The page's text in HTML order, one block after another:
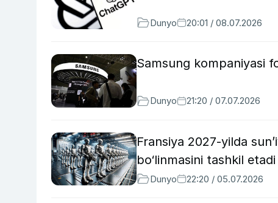
Dunyo 20:01 / 08.07.2026
Samsung kompaniyasi
Dunyo 21:20 / 07.07.2026
Fransiya 2027-yilda
bo‘linmasini tashkil etadi
Dunyo 22:20 / 05.07.2026